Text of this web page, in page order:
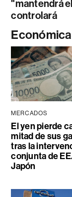
"mantendrá
controlará
MERCADOS
El yen pierde
mitad de sus
tras la
conjunta de
Japón